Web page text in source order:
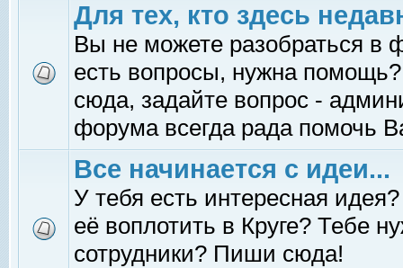
Для тех, кто здесь
Вы не можете разобраться в
есть вопросы, нужна помощь?
сюда, задайте вопрос -
форума всегда рада помочь
Все начинается с идеи...
У тебя есть интересная
её воплотить в Круге? Тебе
сотрудники? Пиши сюда!